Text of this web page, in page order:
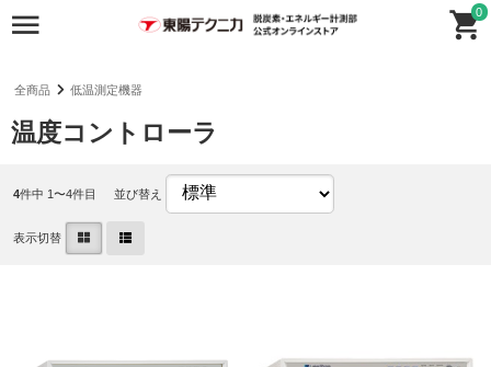
0
全商品 低温測定機器
温度コントローラ
4件中 1〜4件目 並び替え
表示切替